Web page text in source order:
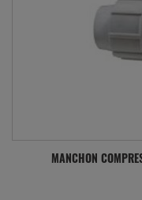
MANCHON